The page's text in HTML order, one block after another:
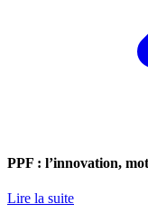
PPF : l’innovation,
Lire la suite